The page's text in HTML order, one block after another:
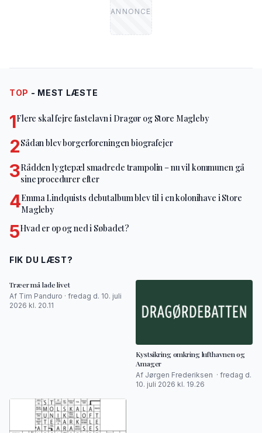
TOP - MEST LÆSTE
1Flere skal fejre fastelavn i Dragør og Store Magleby
2Sådan blev borgerforeningen biografejer
3Rådden lygtepæl smadrede trampolin – nu vil kommunen gå
sine procedurer efter
4Emma Lindquists debutalbum blev til i en kolonihave i Store
Magleby
5Hvad er op og ned i Søbadet?
FIK DU LÆST?
Træer må lade livet
Af Tim Panduro · fredag d. 10. juli
2026 kl. 20.11
Kystsikring omkring lufthavnen og
Amager
Af Jørgen Frederiksen · fredag d.
10. juli 2026 kl. 19.26